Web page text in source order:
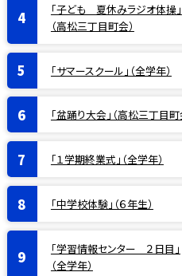
「子ども 夏休みラジオ体操」
（高松三丁目町会）
「サマースクール」（全学年）
「盆踊り大会」（高松三丁目町
「１学期終業式」（全学年）
「中学校体験」（６年生）
「学習情報センター ２日目」
（全学年）